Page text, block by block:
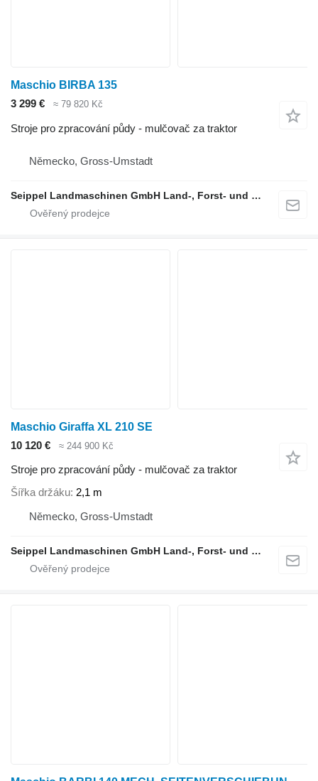
Maschio BIRBA 135
3 299 €
≈ 79 820 Kč
Stroje pro zpracování půdy - mulčovač za traktor
Německo, Gross-Umstadt
Seippel Landmaschinen GmbH Land-, Forst- und Gartentechnik
Maschio Giraffa XL 210 SE
10 120 €
≈ 244 900 Kč
Stroje pro zpracování půdy - mulčovač za traktor
Šířka držáku 2,1 m
Německo, Gross-Umstadt
Seippel Landmaschinen GmbH Land-, Forst- und Gartentechnik